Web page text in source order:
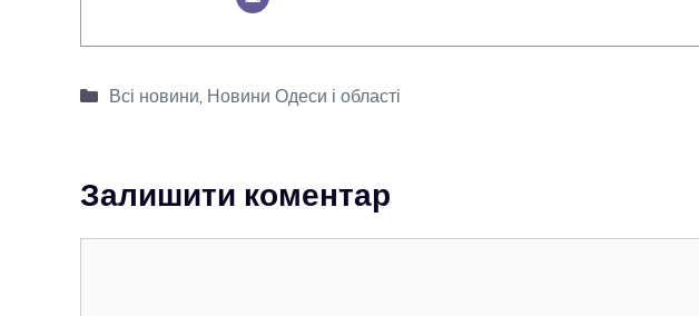
Категорії
Всі новини, Новини Одеси і області
Залишити коментар